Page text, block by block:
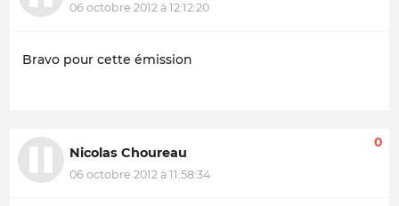
06 octobre 2012 à 12:12:20
Bravo pour cette émission
Nicolas Choureau
06 octobre 2012 à 11:58:34
0